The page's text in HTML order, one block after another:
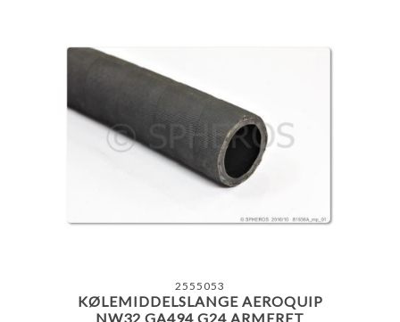
2555053
KØLEMIDDELSLANGE AEROQUIP
NW32 GA494 G24 ARMERET